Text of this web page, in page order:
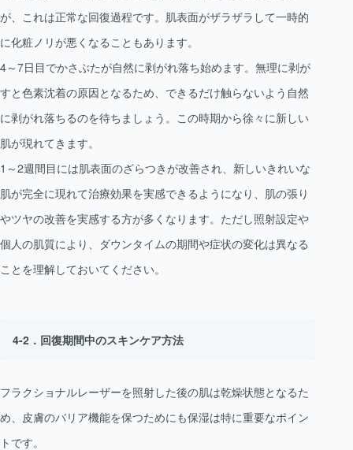
が、これは正常な回復過程です。肌表面がザラザラして一時的
に化粧ノリが悪くなることもあります。
4～7日目でかさぶたが自然に剥がれ落ち始めます。無理に剥が
すと色素沈着の原因となるため、できるだけ触らないよう自然
に剥がれ落ちるのを待ちましょう。この時期から徐々に新しい
肌が現れてきます。
1～2週間目には肌表面のざらつきが改善され、新しいきれいな
肌が完全に現れて治療効果を実感できるようになり、肌の張り
やツヤの改善を実感する方が多くなります。ただし照射設定や
個人の肌質により、ダウンタイムの期間や症状の変化は異なる
ことを理解しておいてください。
回復期間中のスキンケア方法
フラクショナルレーザーを照射した後の肌は乾燥状態となるた
め、皮膚のバリア機能を保つためにも保湿は特に重要なポイン
トです。